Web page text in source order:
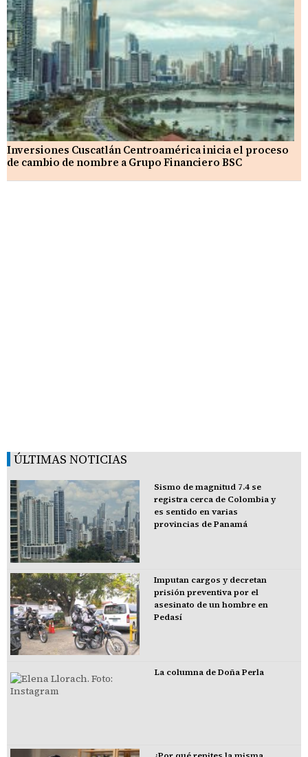
Inversiones Cuscatlán Centroamérica inicia el proceso
de cambio de nombre a Grupo Financiero BSC
ÚLTIMAS NOTICIAS
Sismo de magnitud 7.4 se
registra cerca de Colombia y
es sentido en varias
provincias de Panamá
Imputan cargos y decretan
prisión preventiva por el
asesinato de un hombre en
Pedasí
La columna de Doña Perla